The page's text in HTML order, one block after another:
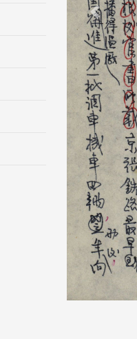
Previous